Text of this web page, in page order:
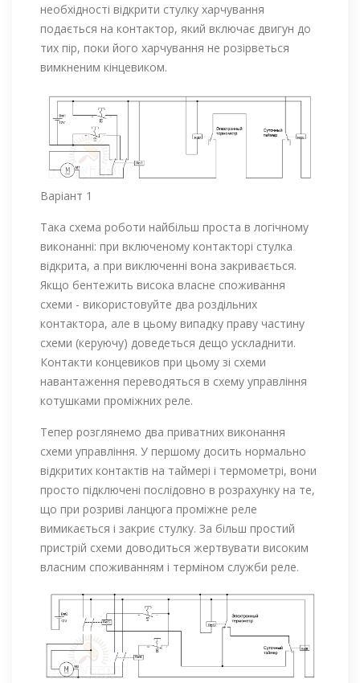
необхідності відкрити стулку харчування
подається на контактор, який включає двигун до
тих пір, поки його харчування не розірветься
вимкненим кінцевиком.
Варіант 1
Така схема роботи найбільш проста в логічному
виконанні: при включеному контакторі стулка
відкрита, а при виключенні вона закривається.
Якщо бентежить висока власне споживання
схеми - використовуйте два роздільних
контактора, але в цьому випадку праву частину
схеми (керуючу) доведеться дещо ускладнити.
Контакти концевиков при цьому зі схеми
навантаження переводяться в схему управління
котушками проміжних реле.
Тепер розглянемо два приватних виконання
схеми управління. У першому досить нормально
відкритих контактів на таймері і термометрі, вони
просто підключені послідовно в розрахунку на те,
що при розриві ланцюга проміжне реле
вимикається і закриє стулку. За більш простий
пристрій схеми доводиться жертвувати високим
власним споживанням і терміном служби реле.